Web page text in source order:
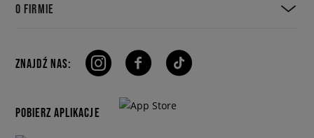
O FIRMIE
ZNAJDŹ NAS:
POBIERZ APLIKACJE